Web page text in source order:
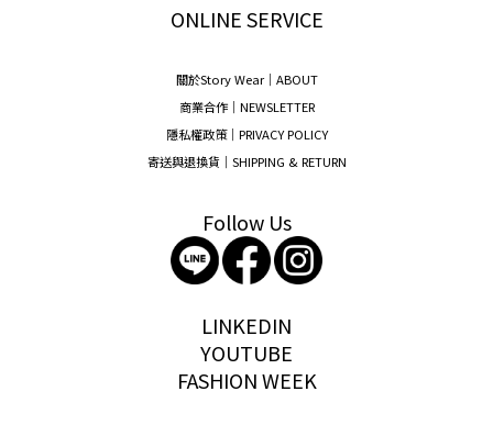
ONLINE SERVICE
關於Story Wear｜ABOUT
商業合作｜NEWSLETTER
隱私權政策｜PRIVACY POLICY
寄送與退換貨｜SHIPPING & RETURN
Follow Us
LINKEDIN
YOUTUBE
FASHION WEEK